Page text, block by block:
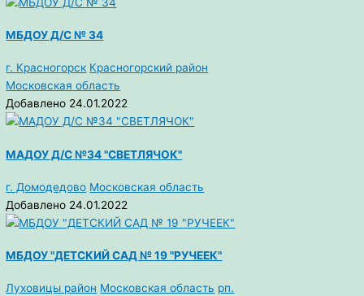
МБДОУ Д/С № 34
г. Красногорск Красногорский район
Московская область
Добавлено 24.01.2022
МАДОУ Д/С №34 "СВЕТЛЯЧОК"
г. Домодедово Московская область
Добавлено 24.01.2022
МБДОУ "ДЕТСКИЙ САД № 19 "РУЧЕЕК"
Луховицы район Московская область рп.